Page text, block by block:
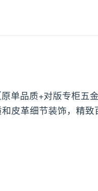
单品质+对版专柜五
皮革细节装饰，精